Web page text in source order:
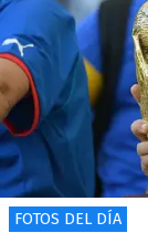
FOTOS DEL DÍA